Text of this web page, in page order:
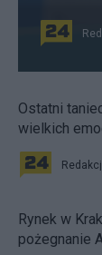
Ostatni
wielkich
Rynek w
pożegnanie